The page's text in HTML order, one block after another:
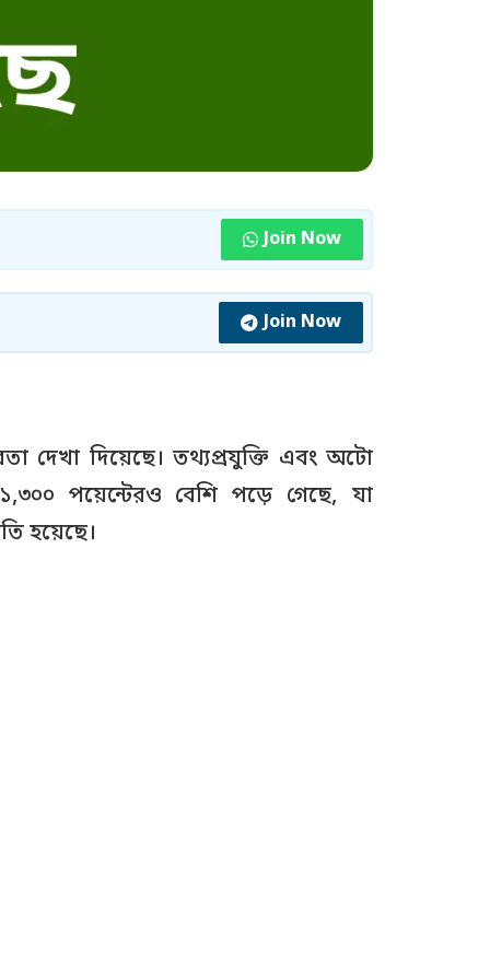
Join Now
Join Now
দেখা দিয়েছে। তথ্যপ্রযুক্তি এবং অটো
পয়েন্টেরও বেশি পড়ে গেছে, যা
হয়েছে।